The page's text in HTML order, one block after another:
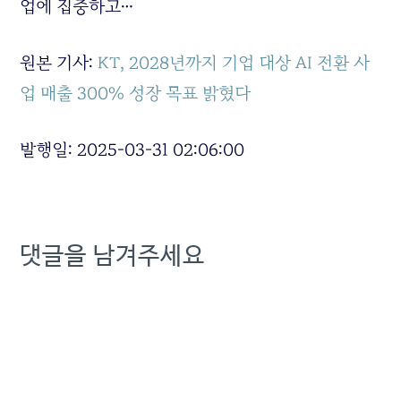
업에 집중하고…
원본 기사: KT, 2028년까지 기업 대상 AI 전환 사
업 매출 300% 성장 목표 밝혔다
발행일: 2025-03-31 02:06:00
댓글을 남겨주세요